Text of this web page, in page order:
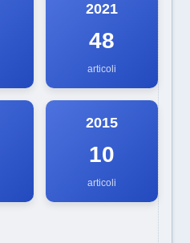
2021
48
articoli
2015
10
articoli